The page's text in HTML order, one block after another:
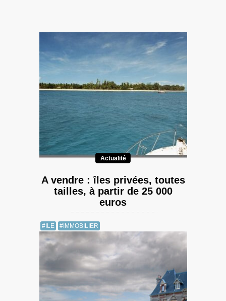
Actualité
A vendre : îles privées, toutes
tailles, à partir de 25 000
euros
#ILE #IMMOBILIER